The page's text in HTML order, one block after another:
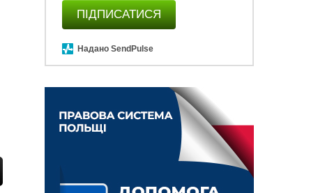
ПІДПИСАТИСЯ
Надано SendPulse